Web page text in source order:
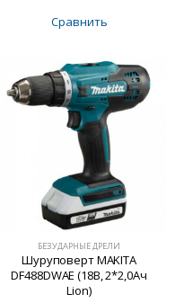
Сравнить
БЕЗУДАРНЫЕ ДРЕЛИ
Шуруповерт MAKITA
DF488DWAE (18В, 2*2,0Ач
Lion)